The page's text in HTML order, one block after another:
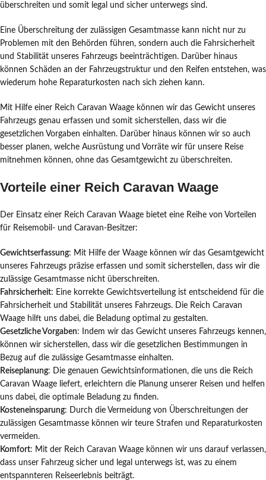
überschreiten und somit legal und sicher unterwegs sind.
Eine Überschreitung der zulässigen Gesamtmasse kann nicht nur zu
Problemen mit den Behörden führen, sondern auch die Fahrsicherheit
und Stabilität unseres Fahrzeugs beeinträchtigen. Darüber hinaus
können Schäden an der Fahrzeugstruktur und den Reifen entstehen, was
wiederum hohe Reparaturkosten nach sich ziehen kann.
Mit Hilfe einer Reich Caravan Waage können wir das Gewicht unseres
Fahrzeugs genau erfassen und somit sicherstellen, dass wir die
gesetzlichen Vorgaben einhalten. Darüber hinaus können wir so auch
besser planen, welche Ausrüstung und Vorräte wir für unsere Reise
mitnehmen können, ohne das Gesamtgewicht zu überschreiten.
Vorteile einer Reich Caravan Waage
Der Einsatz einer Reich Caravan Waage bietet eine Reihe von Vorteilen
für Reisemobil- und Caravan-Besitzer:
Gewichtserfassung: Mit Hilfe der Waage können wir das Gesamtgewicht
unseres Fahrzeugs präzise erfassen und somit sicherstellen, dass wir die
zulässige Gesamtmasse nicht überschreiten.
Fahrsicherheit: Eine korrekte Gewichtsverteilung ist entscheidend für die
Fahrsicherheit und Stabilität unseres Fahrzeugs. Die Reich Caravan
Waage hilft uns dabei, die Beladung optimal zu gestalten.
Gesetzliche Vorgaben: Indem wir das Gewicht unseres Fahrzeugs kennen,
können wir sicherstellen, dass wir die gesetzlichen Bestimmungen in
Bezug auf die zulässige Gesamtmasse einhalten.
Reiseplanung: Die genauen Gewichtsinformationen, die uns die Reich
Caravan Waage liefert, erleichtern die Planung unserer Reisen und helfen
uns dabei, die optimale Beladung zu finden.
Kosteneinsparung: Durch die Vermeidung von Überschreitungen der
zulässigen Gesamtmasse können wir teure Strafen und Reparaturkosten
vermeiden.
Komfort: Mit der Reich Caravan Waage können wir uns darauf verlassen,
dass unser Fahrzeug sicher und legal unterwegs ist, was zu einem
entspannteren Reiseerlebnis beiträgt.